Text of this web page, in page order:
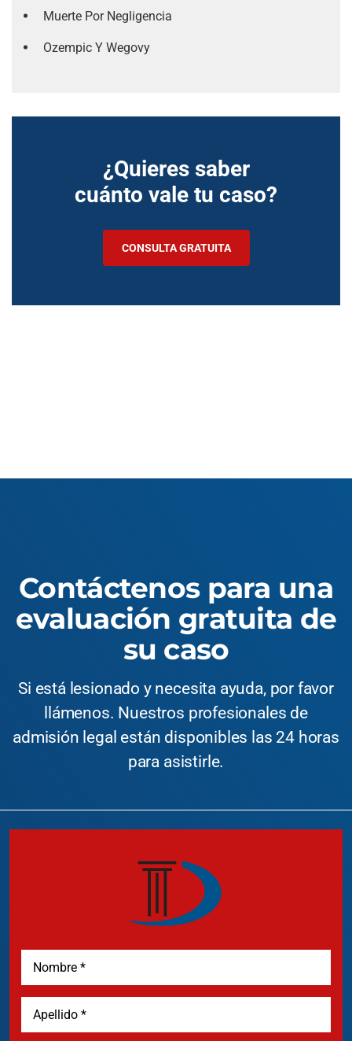
Muerte Por Negligencia
Ozempic Y Wegovy
¿Quieres saber
cuánto vale tu caso?
CONSULTA GRATUITA
Contáctenos para una
evaluación gratuita de
su caso
Si está lesionado y necesita ayuda, por favor
llámenos. Nuestros profesionales de
admisión legal están disponibles las 24 horas
para asistirle.